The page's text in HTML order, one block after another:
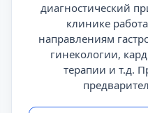
диагностический
клинике
направлениям
гинекологии,
терапии и т.д.